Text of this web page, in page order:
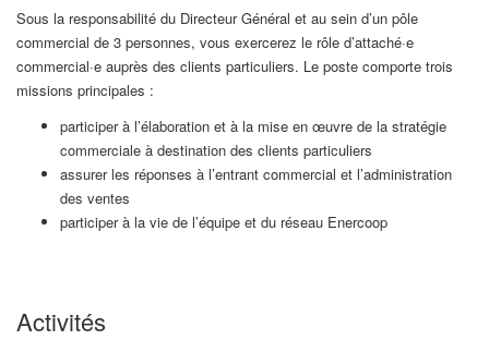
Sous la responsabilité du Directeur Général et au sein d’un pôle
commercial de 3 personnes, vous exercerez le rôle d’attaché·e
commercial·e auprès des clients particuliers. Le poste comporte trois
missions principales :
participer à l’élaboration et à la mise en œuvre de la stratégie
commerciale à destination des clients particuliers
assurer les réponses à l’entrant commercial et l’administration
des ventes
participer à la vie de l’équipe et du réseau Enercoop
Activités